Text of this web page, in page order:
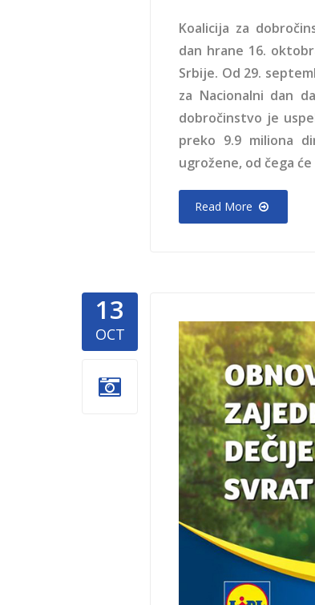
Koalicija za
dan hrane 16.
Srbije. Od 29.
za Nacionalni dan
dobročinstvo je
preko 9.9 miliona
ugrožene, od čega
Read More
13
OCT